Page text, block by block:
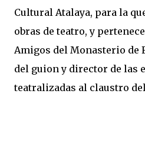
Cultural Atalaya, para la
obras de teatro, y
Amigos del Monasterio de
del guion y director de las
teatralizadas al claustro